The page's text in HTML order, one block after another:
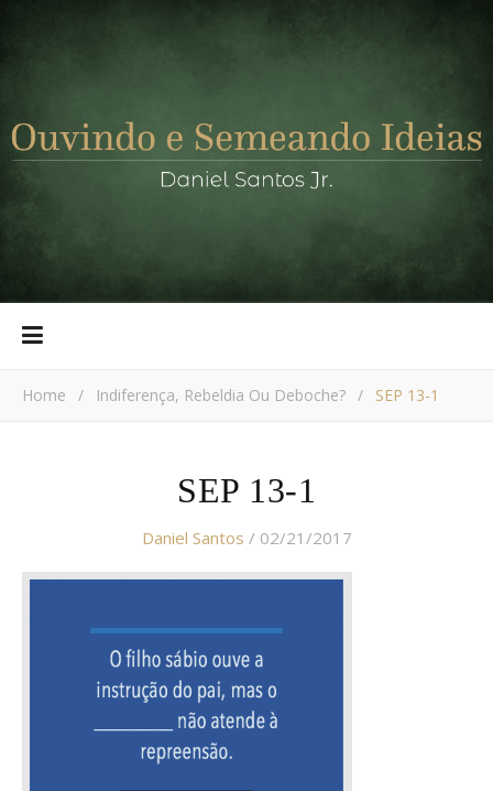
Home / Indiferença, Rebeldia Ou Deboche? / SEP 13-1
SEP 13-1
Daniel Santos / 02/21/2017